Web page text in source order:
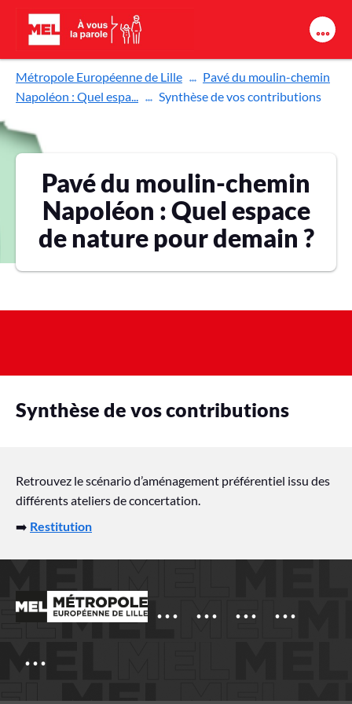
Aller au contenu principal
Métropole Européenne de Lille
Pavé du moulin-chemin
Napoléon : Quel espa...
Synthèse de vos contributions
Pavé du moulin-chemin
Napoléon : Quel espace
de nature pour demain ?
Synthèse de vos contributions
Retrouvez le scénario d’aménagement préférentiel issu des
différents ateliers de concertation.
➡️ Restitution